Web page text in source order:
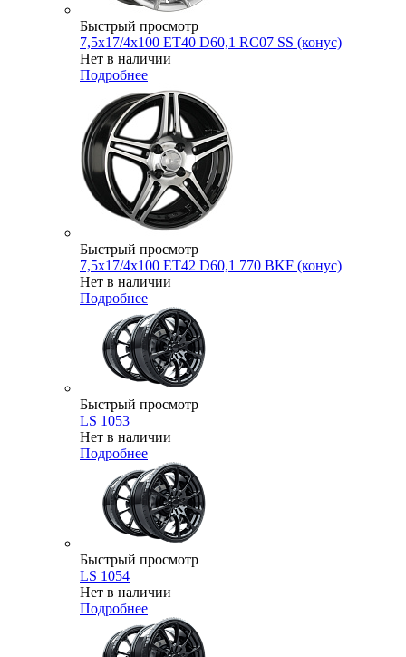
Быстрый просмотр
7,5x17/4x100 ET40 D60,1 RC07 SS (конус)
Нет в наличии
Подробнее
Быстрый просмотр
7,5x17/4x100 ET42 D60,1 770 BKF (конус)
Нет в наличии
Подробнее
Быстрый просмотр
LS 1053
Нет в наличии
Подробнее
Быстрый просмотр
LS 1054
Нет в наличии
Подробнее